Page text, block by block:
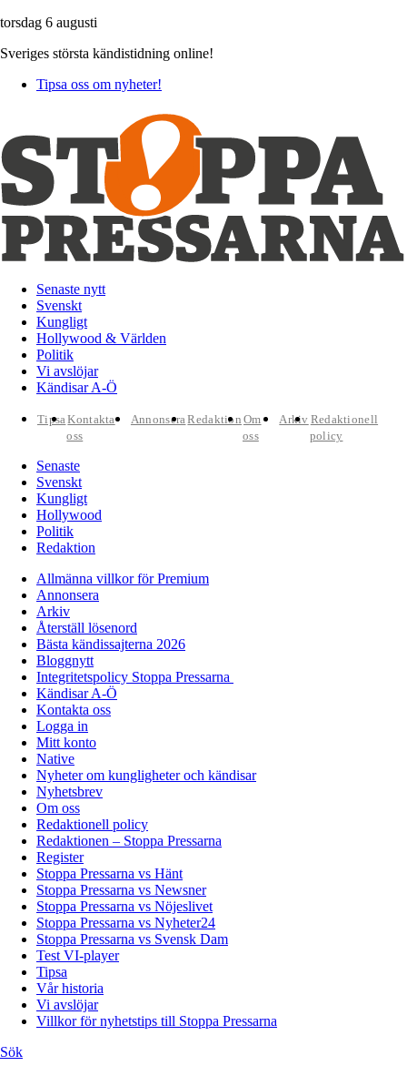
torsdag 6 augusti
Sveriges största kändistidning online!
Tipsa oss om nyheter!
Senaste nytt
Svenskt
Kungligt
Hollywood & Världen
Politik
Vi avslöjar
Kändisar A-Ö
TipsaKontakta
oss
AnnonseraRedaktion Om
oss
Arkiv Redaktionell
policy
Senaste
Svenskt
Kungligt
Hollywood
Politik
Redaktion
Allmänna villkor för Premium
Annonsera
Arkiv
Återställ lösenord
Bästa kändissajterna 2026
Bloggnytt
Integritetspolicy Stoppa Pressarna
Kändisar A-Ö
Kontakta oss
Logga in
Mitt konto
Native
Nyheter om kungligheter och kändisar
Nyhetsbrev
Om oss
Redaktionell policy
Redaktionen – Stoppa Pressarna
Register
Stoppa Pressarna vs Hänt
Stoppa Pressarna vs Newsner
Stoppa Pressarna vs Nöjeslivet
Stoppa Pressarna vs Nyheter24
Stoppa Pressarna vs Svensk Dam
Test VI-player
Tipsa
Vår historia
Vi avslöjar
Villkor för nyhetstips till Stoppa Pressarna
Sök